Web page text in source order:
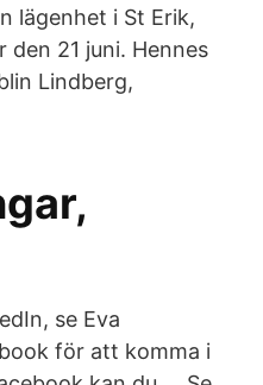
lägenhet i St Erik,
21 juni. Hennes
Lindberg,
se Eva
för att komma i